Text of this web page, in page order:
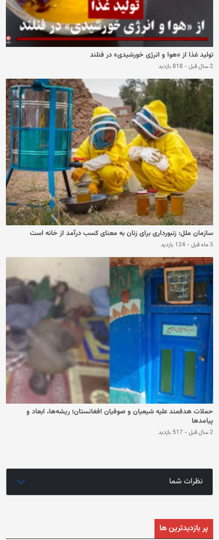
تولید غذا از «هوا و انرژی خورشیدی» در فنلند
2 سال قبل - 818 بازدید
سازمان ملل: زنبورداری برای زنان به معنای کسب درآمد از خانه است
3 ماه قبل - 124 بازدید
حملات هدفمند علیه شیعیان و صوفیان افغانستان؛ ریشه‌ها، ابعاد و
پیامدها
2 سال قبل - 517 بازدید
نظرات شما
پر بازدیدترین ها